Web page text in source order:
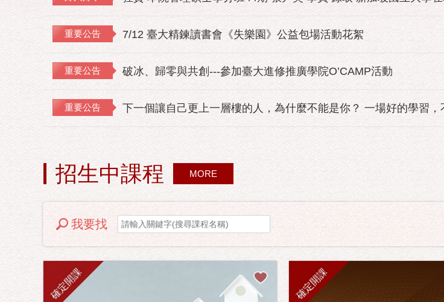
重要公告 7/12 臺大精鍊讀書會《失樂園》公益包場活動花絮
重要公告 破冰、歸零與共創---參加臺大進修推廣學院O’CAMP活動
重要公告 下一個讓自己更上一層樓的人，為什麼不能是你？ 一場好的學習
招生中課程 MORE
我要找
確定開課 確定開課